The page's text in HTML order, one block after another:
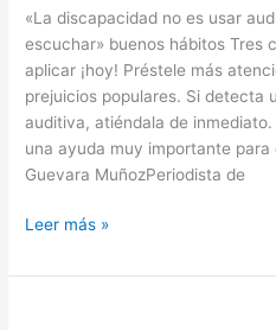
«La discapacidad no es usar
escuchar» buenos hábitos Tres
aplicar ¡hoy! Préstele más
prejuicios populares. Si detecta
auditiva, atiéndala de
una ayuda muy importante
Guevara MuñozPeriodista de
Leer más »